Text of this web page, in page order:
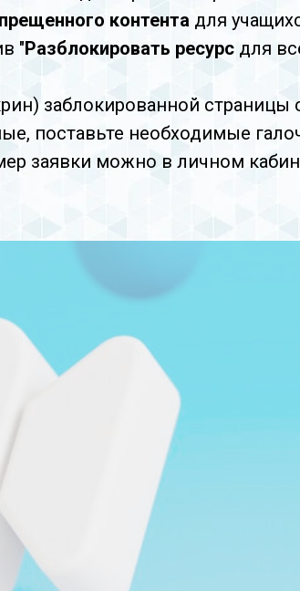
контента для
"Разблокировать ресурс для
заблокированной
поставьте необходимые
заявки можно в личном